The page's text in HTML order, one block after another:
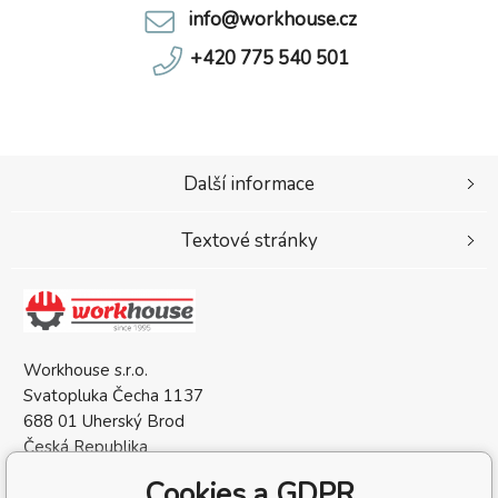
info@workhouse.cz
+420 775 540 501
Workhouse s.r.o.
Svatopluka Čecha 1137
688 01 Uherský Brod
Česká Republika
Další informace
Textové stránky